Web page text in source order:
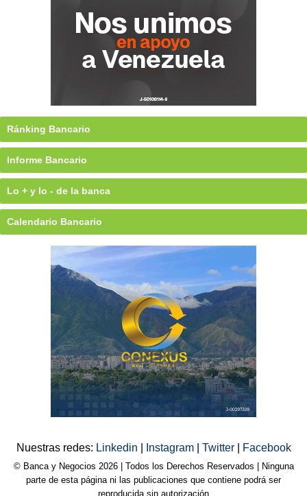
Ránking Bancario
Informe Bancario
Lo + y lo - de la banca
Calendario Bancario
Nuestras redes: Linkedin Instagram Twitter Facebook
© Banca y Negocios 2026 | Todos los Derechos Reservados | Ninguna
parte de esta página ni las publicaciones que contiene podrá ser
reproducida sin autorización